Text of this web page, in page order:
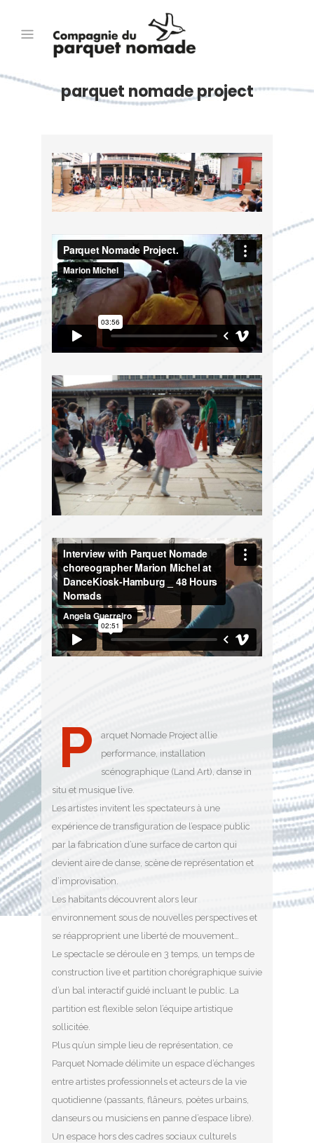
parquet nomade project
P
arquet Nomade Project allie
performance, installation
scénographique (Land Art), danse in
situ et musique live.
Les artistes invitent les spectateurs à une
expérience de transfiguration de l’espace public
par la fabrication d’une surface de carton qui
devient aire de danse, scène de représentation et
d’improvisation.
Les habitants découvrent alors leur
environnement sous de nouvelles perspectives et
se réapproprient une liberté de mouvement…
Le spectacle se déroule en 3 temps, un temps de
construction live et partition chorégraphique suivie
d’un bal interactif guidé incluant le public. La
partition est flexible selon l’équipe artistique
sollicitée.
Plus qu’un simple lieu de représentation, ce
Parquet Nomade délimite un espace d’échanges
entre artistes professionnels et acteurs de la vie
quotidienne (passants, flâneurs, poètes urbains,
danseurs ou musiciens en panne d’espace libre).
Un espace hors des cadres sociaux culturels